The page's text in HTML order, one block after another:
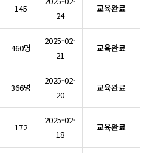
145
24
교육완료
460명
2025-02-
21
교육완료
366명
2025-02-
20
교육완료
172
2025-02-
18
교육완료